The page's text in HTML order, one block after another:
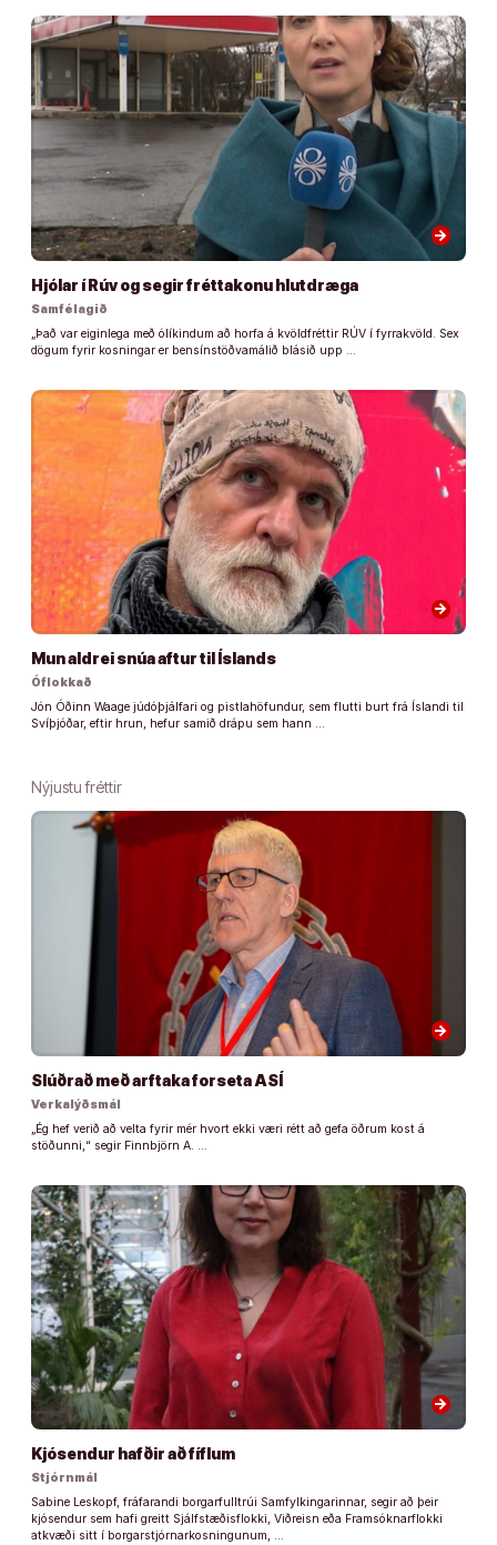
arrow_forward
Hjólar í Rúv og segir fréttakonu hlutdræga
Samfélagið
„Það var eiginlega með ólíkindum að horfa á kvöldfréttir RÚV í fyrrakvöld. Sex
dögum fyrir kosningar er bensínstöðvamálið blásið upp …
arrow_forward
Mun aldrei snúa aftur til Íslands
Óflokkað
Jón Óðinn Waage júdóþjálfari og pistlahöfundur, sem flutti burt frá Íslandi til
Svíþjóðar, eftir hrun, hefur samið drápu sem hann …
Nýjustu fréttir
arrow_forward
Slúðrað með arftaka forseta ASÍ
Verkalýðsmál
„Ég hef verið að velta fyrir mér hvort ekki væri rétt að gefa öðrum kost á
stöðunni,“ segir Finnbjörn A. …
arrow_forward
Kjósendur hafðir að fíflum
Stjórnmál
Sabine Leskopf, fráfarandi borgarfulltrúi Samfylkingarinnar, segir að þeir
kjósendur sem hafi greitt Sjálfstæðisflokki, Viðreisn eða Framsóknarflokki
atkvæði sitt í borgarstjórnarkosningunum, …